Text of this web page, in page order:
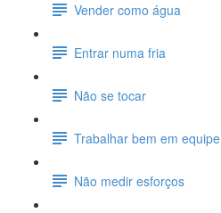
Vender como água
Entrar numa fria
Não se tocar
Trabalhar bem em equipe
Não medir esforços